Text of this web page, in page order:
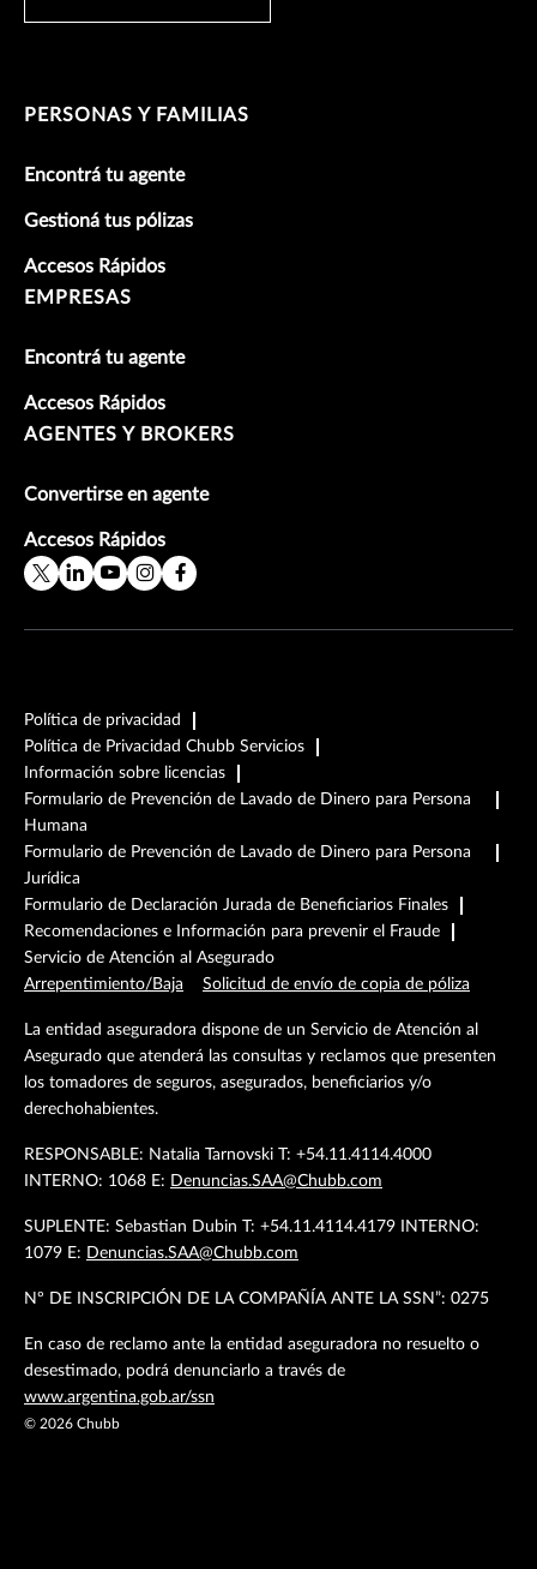
PERSONAS Y FAMILIAS
Encontrá tu agente
Gestioná tus pólizas
Accesos Rápidos
EMPRESAS
Encontrá tu agente
Accesos Rápidos
AGENTES Y BROKERS
Convertirse en agente
Accesos Rápidos
Política de privacidad
Política de Privacidad Chubb Servicios
Información sobre licencias
Formulario de Prevención de Lavado de Dinero para Persona
Humana
Formulario de Prevención de Lavado de Dinero para Persona
Jurídica
Formulario de Declaración Jurada de Beneficiarios Finales
Recomendaciones e Información para prevenir el Fraude
Servicio de Atención al Asegurado
Arrepentimiento/Baja
Solicitud de envío de copia de póliza
La entidad aseguradora dispone de un Servicio de Atención al
Asegurado que atenderá las consultas y reclamos que presenten
los tomadores de seguros, asegurados, beneficiarios y/o
derechohabientes.
RESPONSABLE: Natalia Tarnovski T: +54.11.4114.4000
INTERNO: 1068 E: Denuncias.SAA@Chubb.com
SUPLENTE: Sebastian Dubin T: +54.11.4114.4179 INTERNO:
1079 E: Denuncias.SAA@Chubb.com
Nº DE INSCRIPCIÓN DE LA COMPAÑÍA ANTE LA SSN”: 0275
En caso de reclamo ante la entidad aseguradora no resuelto o
desestimado, podrá denunciarlo a través de
www.argentina.gob.ar/ssn
© 2026 Chubb